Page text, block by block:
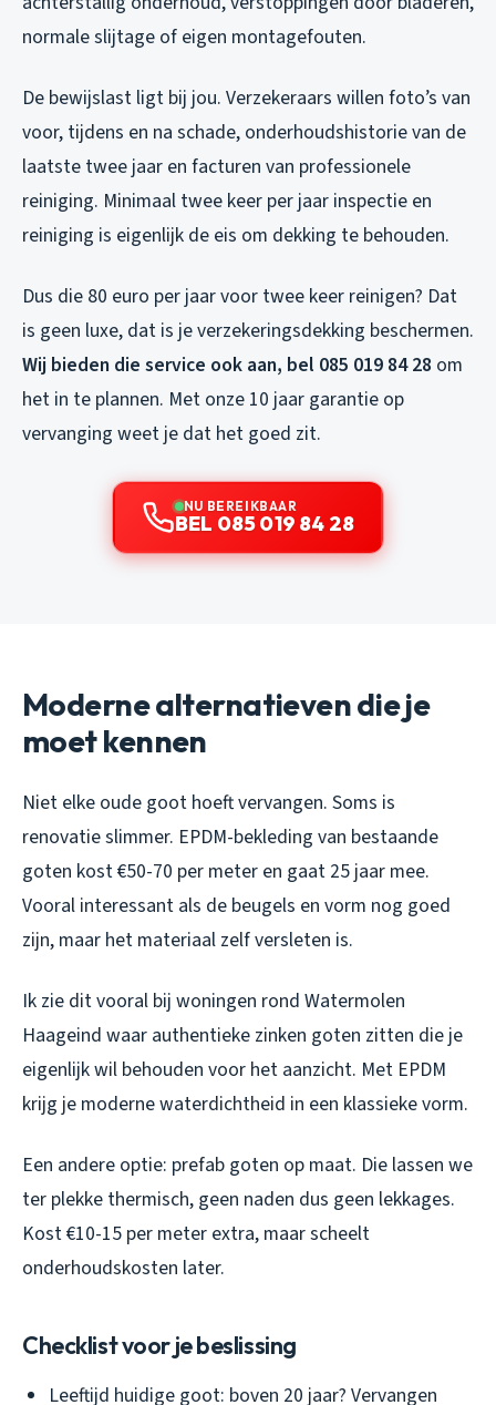
normale slijtage of eigen montagefouten.
De bewijslast ligt bij jou. Verzekeraars willen foto’s van
voor, tijdens en na schade, onderhoudshistorie van de
laatste twee jaar en facturen van professionele
reiniging. Minimaal twee keer per jaar inspectie en
reiniging is eigenlijk de eis om dekking te behouden.
Dus die 80 euro per jaar voor twee keer reinigen? Dat
is geen luxe, dat is je verzekeringsdekking beschermen.
Wij bieden die service ook aan, bel 085 019 84 28 om
het in te plannen. Met onze 10 jaar garantie op
vervanging weet je dat het goed zit.
NU BEREIKBAAR
BEL 085 019 84 28
Moderne alternatieven die je
moet kennen
Niet elke oude goot hoeft vervangen. Soms is
renovatie slimmer. EPDM-bekleding van bestaande
goten kost €50-70 per meter en gaat 25 jaar mee.
Vooral interessant als de beugels en vorm nog goed
zijn, maar het materiaal zelf versleten is.
Ik zie dit vooral bij woningen rond Watermolen
Haageind waar authentieke zinken goten zitten die je
eigenlijk wil behouden voor het aanzicht. Met EPDM
krijg je moderne waterdichtheid in een klassieke vorm.
Een andere optie: prefab goten op maat. Die lassen we
ter plekke thermisch, geen naden dus geen lekkages.
Kost €10-15 per meter extra, maar scheelt
onderhoudskosten later.
Checklist voor je beslissing
Leeftijd huidige goot: boven 20 jaar? Vervangen